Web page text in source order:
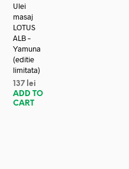
Ulei
masaj
LOTUS
ALB –
Yamuna
(editie
limitata)
137 lei
ADD TO
CART